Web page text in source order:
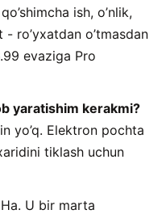
ish, o’nlik,
ro’yxatdan o’tmasdan
evaziga Pro
yaratishim kerakmi?
yo’q. Elektron pochta
tiklash uchun
Ha. U bir marta